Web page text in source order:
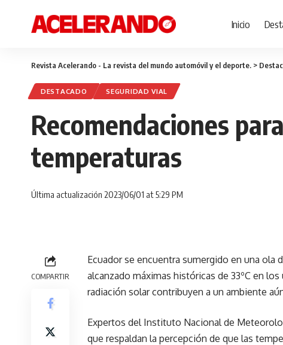
Inicio
Revista Acelerando - La revista del mundo automóvil y el deporte. >
DESTACADO SEGURIDAD VIAL
Recomendaciones
temperaturas
Última actualización 2023/06/01 at 5:29 PM
COMPARTIR
Ecuador se encuentra sumergido en una ola
alcanzado máximas históricas de 33ºC en
radiación solar contribuyen a un ambiente
Expertos del Instituto Nacional de
que respaldan la percepción de que las